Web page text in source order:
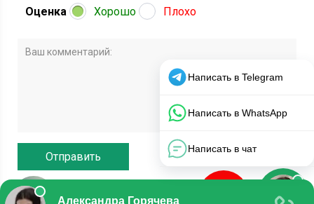
Оценка Хорошо Плохо